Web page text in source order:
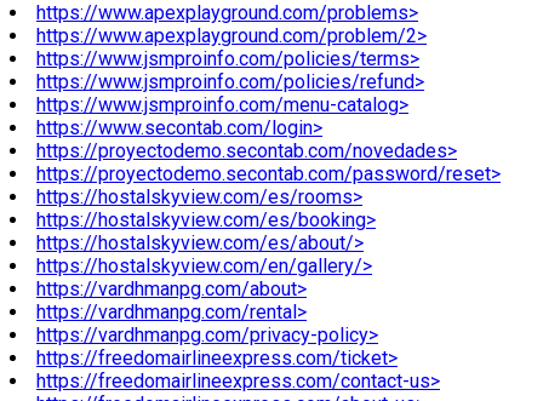
https://www.apexplayground.com/problems>
https://www.apexplayground.com/problem/2>
https://www.jsmproinfo.com/policies/terms>
https://www.jsmproinfo.com/policies/refund>
https://www.jsmproinfo.com/menu-catalog>
https://www.secontab.com/login>
https://proyectodemo.secontab.com/novedades>
https://proyectodemo.secontab.com/password/reset>
https://hostalskyview.com/es/rooms>
https://hostalskyview.com/es/booking>
https://hostalskyview.com/es/about/>
https://hostalskyview.com/en/gallery/>
https://vardhmanpg.com/about>
https://vardhmanpg.com/rental>
https://vardhmanpg.com/privacy-policy>
https://freedomairlineexpress.com/ticket>
https://freedomairlineexpress.com/contact-us>